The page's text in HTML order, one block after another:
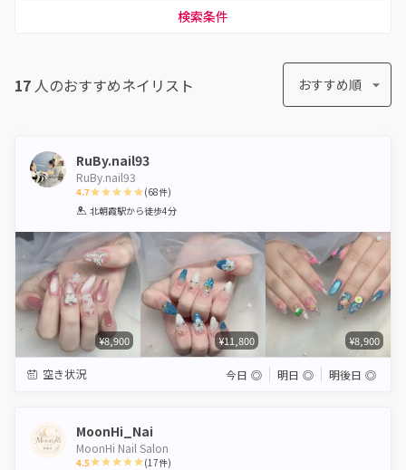
検索条件
17 人のおすすめネイリスト おすすめ順
RuBy.nail93
RuBy.nail93
4.7
1 2 3 4 5
(68件)
北朝霞駅から徒歩4分
¥8,900 ¥11,800 ¥8,900
空き状況 今日 ◎ 明日 ◎ 明後日 ◎
MoonHi_Nai
MoonHi Nail Salon
4.5 (17件)